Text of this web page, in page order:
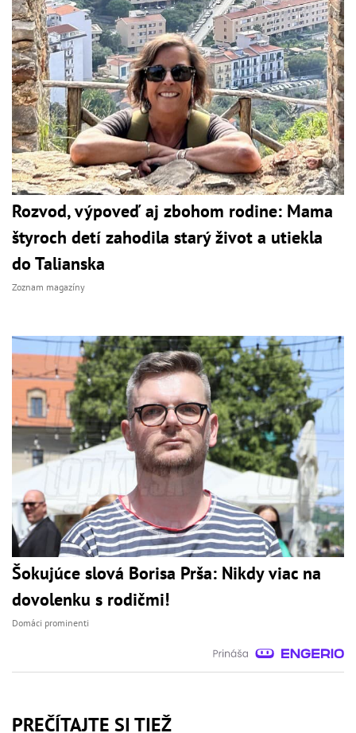
Rozvod, výpoveď aj zbohom rodine: Mama
štyroch detí zahodila starý život a utiekla
do Talianska
Zoznam magazíny
Šokujúce slová Borisa Prša: Nikdy viac na
dovolenku s rodičmi!
Domáci prominenti
PREČÍTAJTE SI TIEŽ